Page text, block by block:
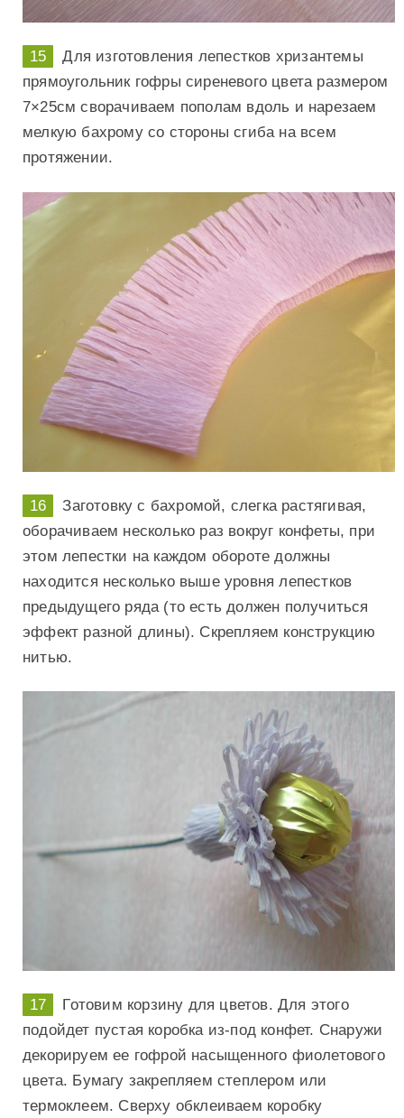
Для изготовления лепестков хризантемы
прямоугольник гофры сиреневого цвета размером
7×25см сворачиваем пополам вдоль и нарезаем
мелкую бахрому со стороны сгиба на всем
протяжении.
Заготовку с бахромой, слегка растягивая,
оборачиваем несколько раз вокруг конфеты, при
этом лепестки на каждом обороте должны
находится несколько выше уровня лепестков
предыдущего ряда (то есть должен получиться
эффект разной длины). Скрепляем конструкцию
нитью.
Готовим корзину для цветов. Для этого
подойдет пустая коробка из-под конфет. Снаружи
декорируем ее гофрой насыщенного фиолетового
цвета. Бумагу закрепляем степлером или
термоклеем. Сверху обклеиваем коробку